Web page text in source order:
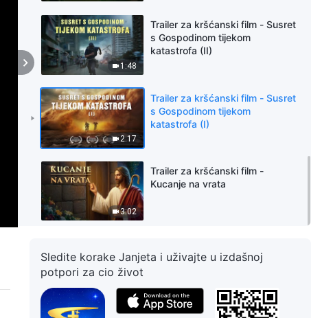
1:48
Trailer za kršćanski film - Susret
s Gospodinom tijekom
katastrofa (II)
2:17
Trailer za kršćanski film - Susret
s Gospodinom tijekom
katastrofa (I)
3:02
Trailer za kršćanski film -
Kucanje na vrata
Sledite korake Janjeta i uživajte u izdašnoj
potpori za cio život